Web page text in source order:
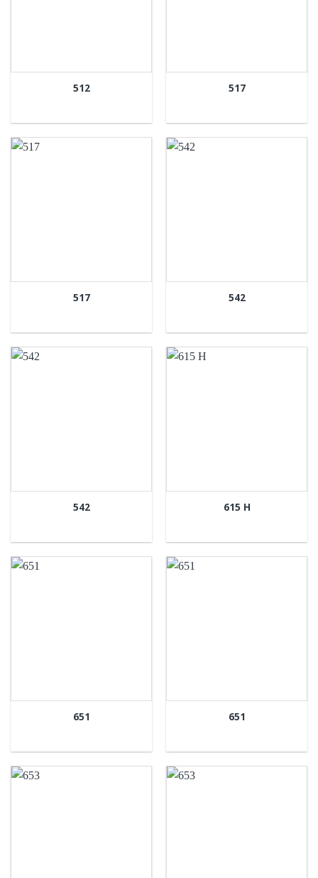
512 517
517 542
542 615 H
651 651